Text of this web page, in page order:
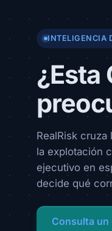
INTELIGENCIA
¿Esta
RealRisk
la explotación
ejecutivo en
decide qué
Consulta un